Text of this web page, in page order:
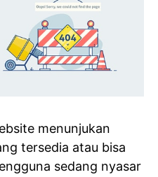
menunjukan
tersedia atau bisa
sedang nyasar